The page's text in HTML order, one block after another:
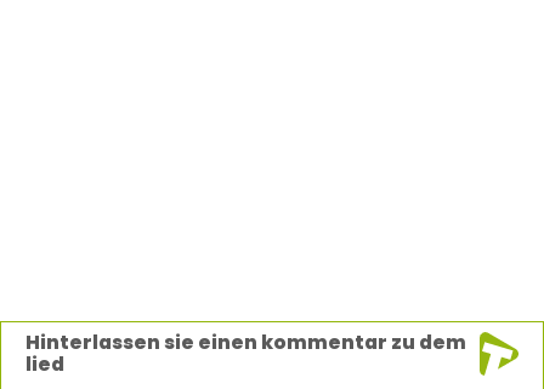
Hinterlassen sie einen kommentar zu dem
lied